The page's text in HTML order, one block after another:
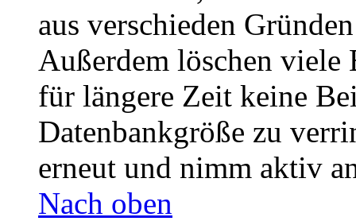
aus verschieden
Außerdem löschen viele
für längere Zeit keine
Datenbankgröße zu
erneut und nimm aktiv
Nach oben